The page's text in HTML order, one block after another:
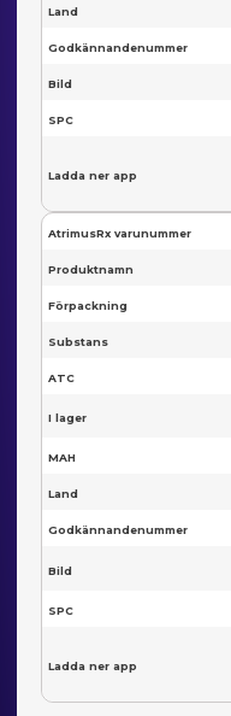
Land
Godkännandenummer
Bild
SPC
Ladda ner app
AtrimusRx varunummer
Produktnamn
Förpackning
Substans
ATC
I lager
MAH
Land
Godkännandenummer
Bild
SPC
Ladda ner app